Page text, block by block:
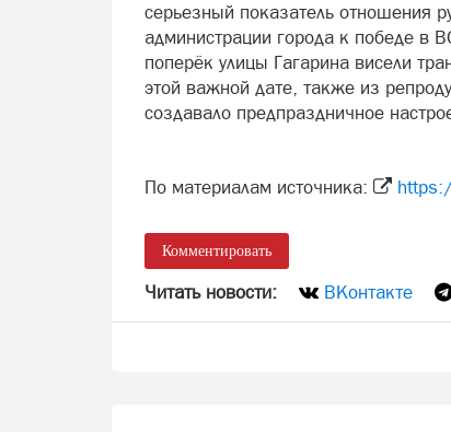
серьезный показатель отношения
администрации города к победе в
поперёк улицы Гагарина висели
этой важной дате, также из
создавало предпраздничное
По материалам источника:
Комментировать
Читать новости: ВКонтакте